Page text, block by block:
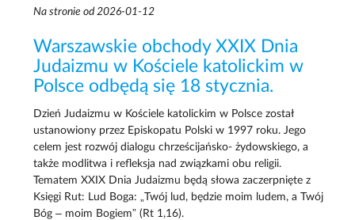
Na stronie od 2026-01-12
Warszawskie obchody XXIX Dnia
Judaizmu w Kościele katolickim w
Polsce odbędą się 18 stycznia.
Dzień Judaizmu w Kościele katolickim w Polsce został
ustanowiony przez Episkopatu Polski w 1997 roku. Jego
celem jest rozwój dialogu chrześcijańsko- żydowskiego, a
także modlitwa i refleksja nad związkami obu religii.
Tematem XXIX Dnia Judaizmu będą słowa zaczerpnięte z
Księgi Rut: Lud Boga: „Twój lud, będzie moim ludem, a Twój
Bóg – moim Bogiem” (Rt 1,16).